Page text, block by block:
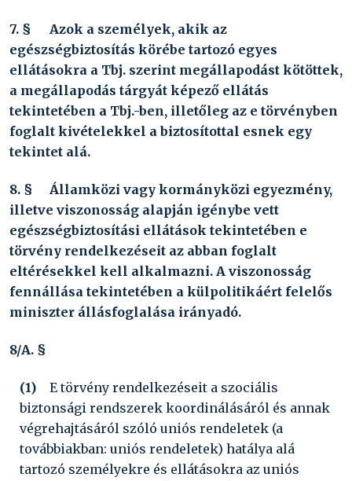
7. §
Azok a személyek, akik az
egészségbiztosítás körébe tartozó egyes
ellátásokra a Tbj. szerint megállapodást kötöttek,
a megállapodás tárgyát képező ellátás
tekintetében a Tbj.-ben, illetőleg az e törvényben
foglalt kivételekkel a biztosítottal esnek egy
tekintet alá.
8. §
Államközi vagy kormányközi egyezmény,
illetve viszonosság alapján igénybe vett
egészségbiztosítási ellátások tekintetében e
törvény rendelkezéseit az abban foglalt
eltérésekkel kell alkalmazni. A viszonosság
fennállása tekintetében a külpolitikáért felelős
miniszter állásfoglalása irányadó.
8/A. §
(1)
E törvény rendelkezéseit a szociális
biztonsági rendszerek koordinálásáról és annak
végrehajtásáról szóló uniós rendeletek (a
továbbiakban: uniós rendeletek) hatálya alá
tartozó személyekre és ellátásokra az uniós